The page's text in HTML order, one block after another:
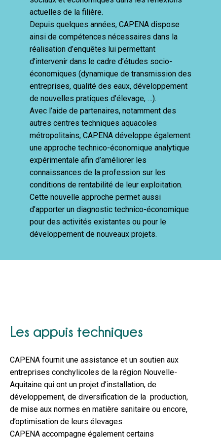
actuelles de la filière.
Depuis quelques années, CAPENA dispose
ainsi de compétences nécessaires dans la
réalisation d’enquêtes lui permettant
d’intervenir dans le cadre d’études socio-
économiques (dynamique de transmission des
entreprises, qualité des eaux, développement
de nouvelles pratiques d’élevage, …).
Avec l’aide de partenaires, notamment des
autres centres techniques aquacoles
métropolitains, CAPENA développe également
une approche technico-économique analytique
expérimentale afin d’améliorer les
connaissances de la profession sur les
conditions de rentabilité de leur exploitation.
Cette nouvelle approche permet aussi
d’apporter un diagnostic technico-économique
pour des activités existantes ou pour le
développement de nouveaux projets.
Les appuis techniques
CAPENA fournit une assistance et un soutien aux
entreprises conchylicoles de la région Nouvelle-
Aquitaine qui ont un projet d’installation, de
développement, de diversification de la production,
de mise aux normes en matière sanitaire ou encore,
d’optimisation de leurs élevages.
CAPENA accompagne également certains